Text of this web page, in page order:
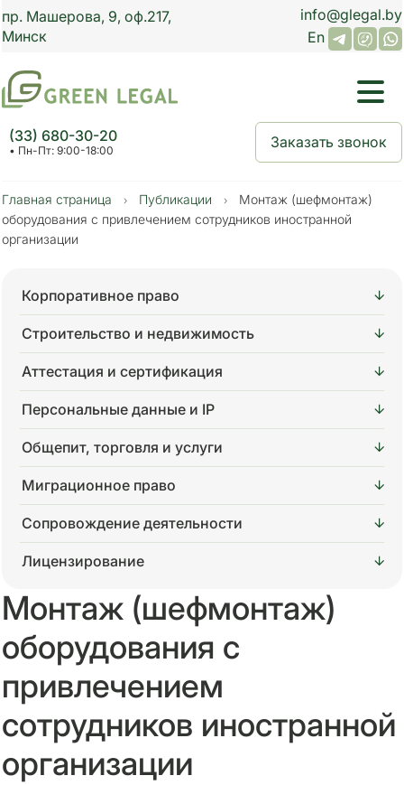
info@glegal.by
пр. Машерова, 9, оф.217,
Минск
En
(33) 680-30-20
• Пн-Пт: 9:00-18:00 Заказать звонок
Главная страница › Публикации ›
Монтаж (шефмонтаж)
оборудования с привлечением сотрудников иностранной
организации
Корпоративное право
Строительство и недвижимость
Аттестация и сертификация
Персональные данные и IP
Общепит, торговля и услуги
Миграционное право
Сопровождение деятельности
Лицензирование
Монтаж (шефмонтаж)
оборудования с
привлечением
сотрудников иностранной
организации